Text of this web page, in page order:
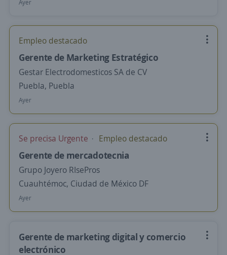
Ayer
Empleo destacado
Gerente de Marketing Estratégico
Gestar Electrodomesticos SA de CV
Puebla, Puebla
Ayer
Se precisa Urgente Empleo destacado
Gerente de mercadotecnia
Grupo Joyero RIsePros
Cuauhtémoc, Ciudad de México DF
Ayer
Gerente de marketing digital y comercio
electrónico